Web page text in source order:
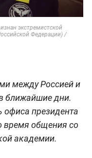
экстремистской
Федерации) /
между Россией и
ближайшие дни.
офиса президента
время общения со
академии.